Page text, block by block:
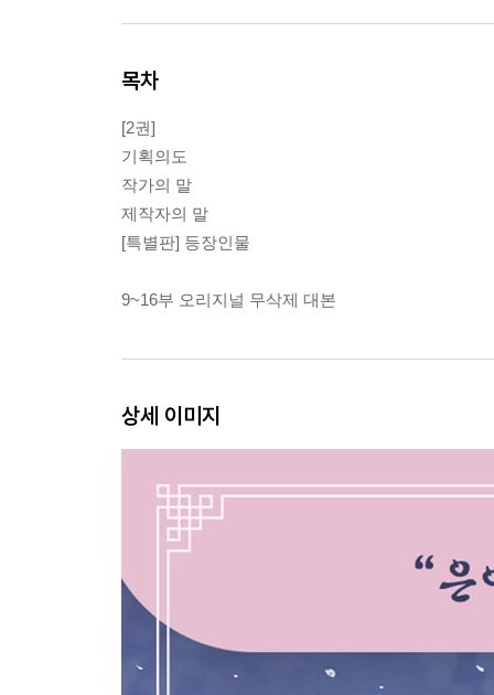
목차
[2권]
기획의도
작가의 말
제작자의 말
[특별판] 등장인물
9~16부 오리지널 무삭제 대본
상세 이미지